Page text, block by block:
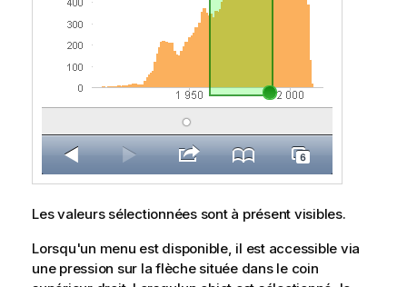
Les valeurs sélectionnées sont à présent visibles.
Lorsqu'un menu est disponible, il est accessible via
une pression sur la flèche située dans le coin